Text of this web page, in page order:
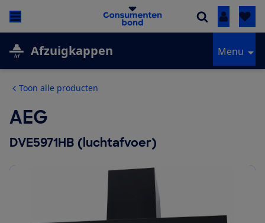
Inloggen
Afzuigkappen Menu
Toon alle producten
AEG
DVE5971HB (luchtafvoer)